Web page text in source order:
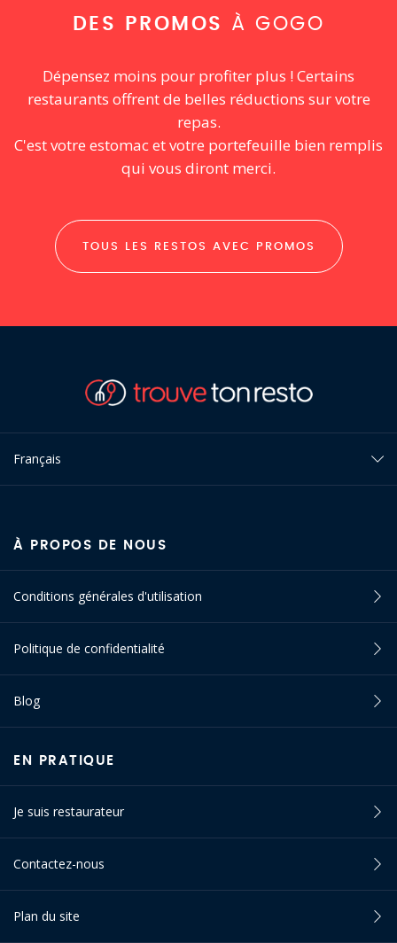
DES PROMOS À GOGO
Dépensez moins pour profiter plus ! Certains
restaurants offrent de belles réductions sur votre
repas.
C'est votre estomac et votre portefeuille bien remplis
qui vous diront merci.
TOUS LES RESTOS AVEC PROMOS
Français
À PROPOS DE NOUS
Conditions générales d'utilisation
Politique de confidentialité
Blog
EN PRATIQUE
Je suis restaurateur
Contactez-nous
Plan du site